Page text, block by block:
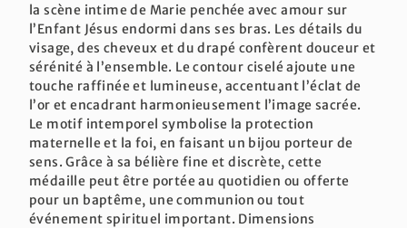
la scène intime de Marie penchée avec amour sur
l’Enfant Jésus endormi dans ses bras. Les détails du
visage, des cheveux et du drapé confèrent douceur et
sérénité à l’ensemble. Le contour ciselé ajoute une
touche raffinée et lumineuse, accentuant l’éclat de
l’or et encadrant harmonieusement l’image sacrée.
Le motif intemporel symbolise la protection
maternelle et la foi, en faisant un bijou porteur de
sens. Grâce à sa bélière fine et discrète, cette
médaille peut être portée au quotidien ou offerte
pour un baptême, une communion ou tout
événement spirituel important. Dimensions